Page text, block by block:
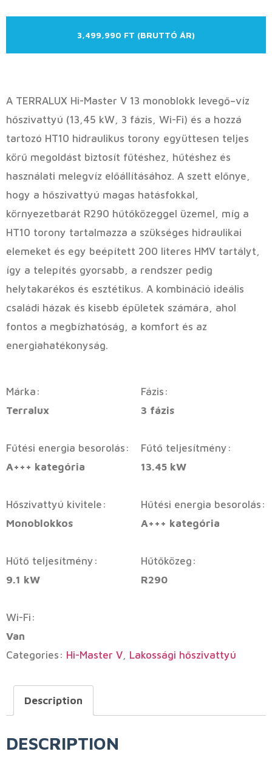
3,499,990 FT (BRUTTÓ ÁR)
A TERRALUX Hi-Master V 13 monoblokk levegő–víz
hőszivattyú (13,45 kW, 3 fázis, Wi-Fi) és a hozzá
tartozó HT10 hidraulikus torony együttesen teljes
körű megoldást biztosít fűtéshez, hűtéshez és
használati melegvíz előállításához. A szett előnye,
hogy a hőszivattyú magas hatásfokkal,
környezetbarát R290 hűtőközeggel üzemel, míg a
HT10 torony tartalmazza a szükséges hidraulikai
elemeket és egy beépített 200 literes HMV tartályt,
így a telepítés gyorsabb, a rendszer pedig
helytakarékos és esztétikus. A kombináció ideális
családi házak és kisebb épületek számára, ahol
fontos a megbízhatóság, a komfort és az
energiahatékonyság.
Márka:
Terralux
Fázis:
3 fázis
Fűtési energia besorolás:
A+++ kategória
Fűtő teljesítmény:
13.45 kW
Hőszivattyú kivitele:
Monoblokkos
Hűtési energia besorolás:
A+++ kategória
Hűtő teljesítmény:
9.1 kW
Hűtőközeg:
R290
Wi-Fi:
Van
Categories: Hi-Master V, Lakossági hőszivattyú
Description
DESCRIPTION